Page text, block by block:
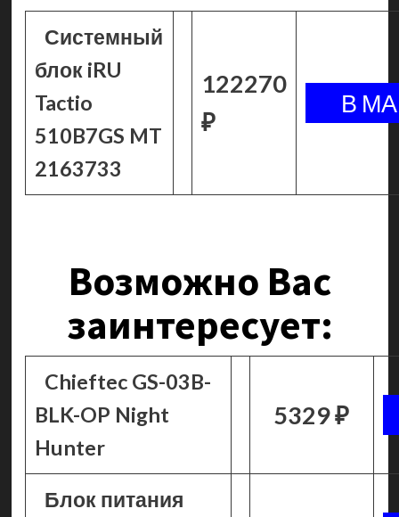
Системный
блок iRU
Tactio
510B7GS MT
2163733
122270
₽
Возможно Вас
заинтересует:
Chieftec GS-03B-
BLK-OP Night
Hunter
5329 ₽
Блок питания